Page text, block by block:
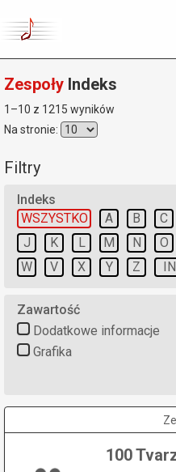
Zespoły Indeks
1–10 z 1215 wyników
Na stronie:
Filtry
Indeks
WSZYSTKO
A B C
J
K L M N O
W
V X Y Z
Zawartość
Dodatkowe informacje
Grafika
100